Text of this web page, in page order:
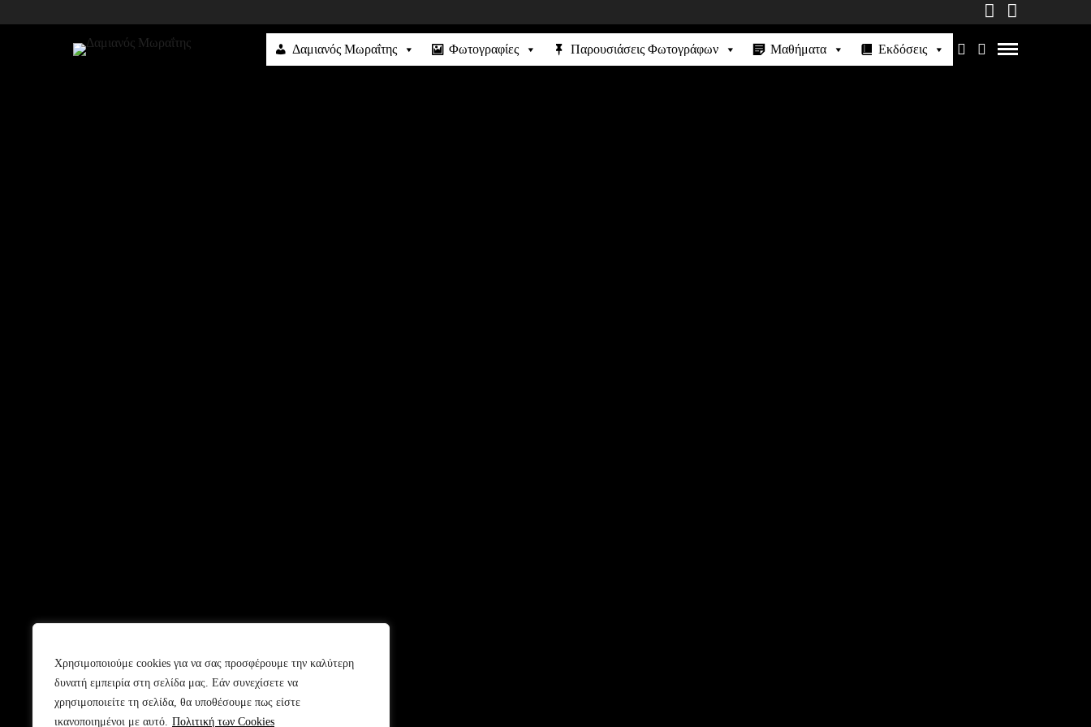
Χρησιμοποιούμε cookies για να σας προσφέρουμε την καλύτερη
δυνατή εμπειρία στη σελίδα μας. Εάν συνεχίσετε να
χρησιμοποιείτε τη σελίδα, θα υποθέσουμε πως είστε
ικανοποιημένοι με αυτό. Πολιτική των Cookies
Δαμιανός Μωραΐτης Φωτογραφίες Παρουσιάσεις Φωτογράφων Μαθήματα Εκδόσεις